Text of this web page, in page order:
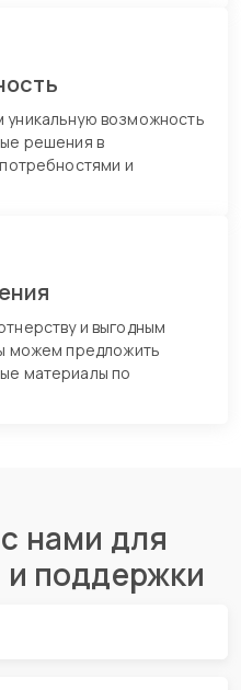
возможность
решения в
и
и выгодным
можем предложить
материалы по
нами для
и поддержки